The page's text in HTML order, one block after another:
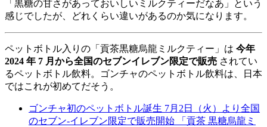
「黒糖の甘さがあっておいしいミルクティーだなあ」という
感じでしたが、どれくらい違いがあるのか気になります。
ペットボトル入りの「貢茶黒糖烏龍ミルクティー」は 今年
2024 年 7 月から全国のセブンイレブン限定で販売 されてい
るペットボトル飲料。ゴンチャのペットボトル飲料は、日本
ではこれが初めてだそう。
ゴンチャ初のペットボトル誕生 7月2日（火）より全国
のセブン-イレブン限定で販売開始 「貢茶 黒糖烏龍ミ